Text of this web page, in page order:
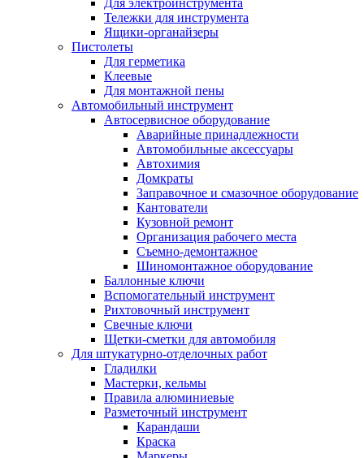
Для электроинструмента
Тележки для инструмента
Ящики-органайзеры
Пистолеты
Для герметика
Клеевые
Для монтажной пены
Автомобильный инструмент
Автосервисное оборудование
Аварийные принадлежности
Автомобильные аксессуары
Автохимия
Домкраты
Заправочное и смазочное оборудование
Кантователи
Кузовной ремонт
Организация рабочего места
Съемно-демонтажное
Шиномонтажное оборудование
Баллонные ключи
Вспомогательный инструмент
Рихтовочный инструмент
Свечные ключи
Щетки-сметки для автомобиля
Для штукатурно-отделочных работ
Гладилки
Мастерки, кельмы
Правила алюминиевые
Разметочный инструмент
Карандаши
Краска